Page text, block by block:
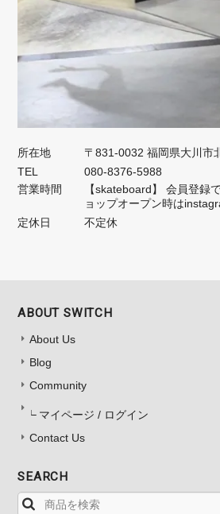
所在地
〒831-0032 福岡県大川市
TEL
080-8376-5988
営業時間
【skateboard】 会員登録
ョップオープン時は
定休日
不定休
ABOUT SWITCH
About Us
Blog
Community
マイページ / ログイン
Contact Us
SEARCH